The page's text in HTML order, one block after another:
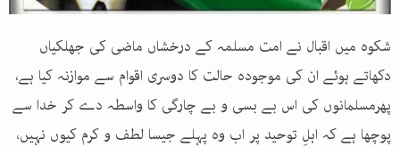
شکوہ میں اقبال نے امت مسلمہ کے درخشاں ماضی کی جھلکیاں
دکھاتے ہوئے ان کی موجودہ حالت کا دوسری اقوام سے موازنہ کیا ہے،
پھرمسلمانوں کی اس بے بسی و بے چارگی کا واسطہ دے کر خدا سے
پوچھا ہے کہ اہلِ توحید پر اب وہ پہلے جیسا لطف و کرم کیوں نہیں،